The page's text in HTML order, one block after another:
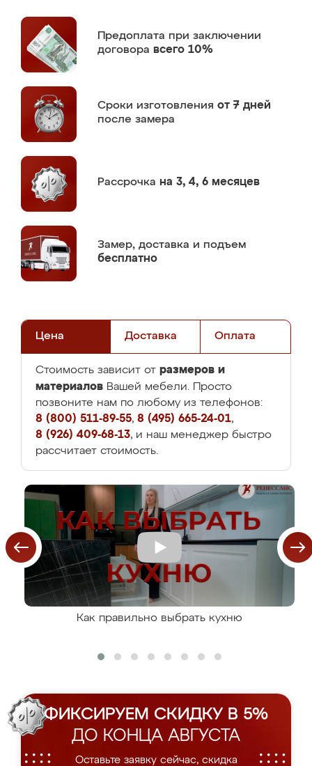
Предоплата при заключении
договора всего 10%
Сроки изготовления от 7 дней
после замера
Рассрочка на 3, 4, 6 месяцев
Замер, доставка и подъем
бесплатно
Цена Доставка Оплата
Стоимость зависит от размеров и
материалов Вашей мебели. Просто
позвоните нам по любому из телефонов:
8 (800) 511-89-55, 8 (495) 665-24-01,
8 (926) 409-68-13, и наш менеджер быстро
рассчитает стоимость.
Как правильно выбрать кухню
ФИКСИРУЕМ СКИДКУ В 5%
ДО КОНЦА АВГУСТА
Оставьте заявку сейчас, скидка